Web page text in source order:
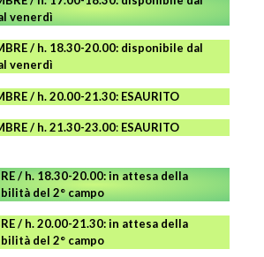
venerdì
/ h. 18.30-20.00: disponibile dal
venerdì
/ h. 20.00-21.30: ESAURITO
/ h. 21.30-23.00: ESAURITO
/ h. 18.30-20.00:in attesa della
del 2° campo
/ h. 20.00-21.30:in attesa della
del 2° campo